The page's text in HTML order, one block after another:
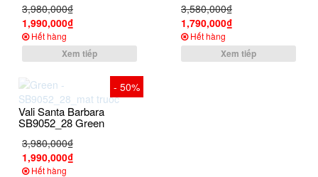
3,980,000₫
1,990,000₫
Hết hàng
Xem tiếp
3,580,000₫
1,790,000₫
Hết hàng
Xem tiếp
- 50%
Vali Santa Barbara
SB9052_28 Green
3,980,000₫
1,990,000₫
Hết hàng